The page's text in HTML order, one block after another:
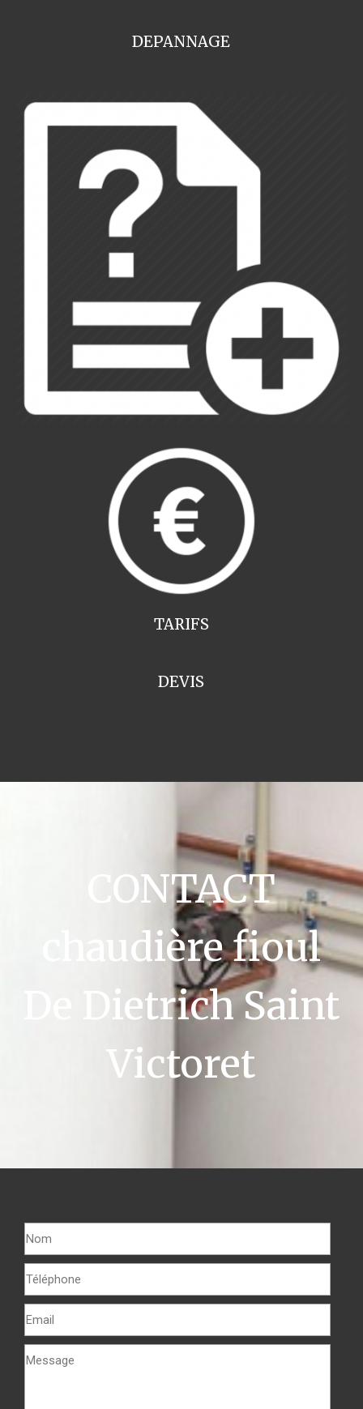
DEPANNAGE
TARIFS
DEVIS
CONTACT
chaudière fioul
De Dietrich Saint
Victoret